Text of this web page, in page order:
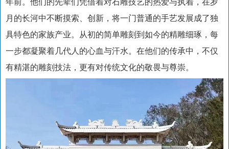
月的长河中不断摸索、创新，将一门普通的手艺发展成了独
具特色的家族产业。从初的简单雕刻到如今的精雕细琢，每
一步都凝聚着几代人的心血与汗水。在他们的传承中，不仅
有精湛的雕刻技法，更有对传统文化的敬畏与尊崇。